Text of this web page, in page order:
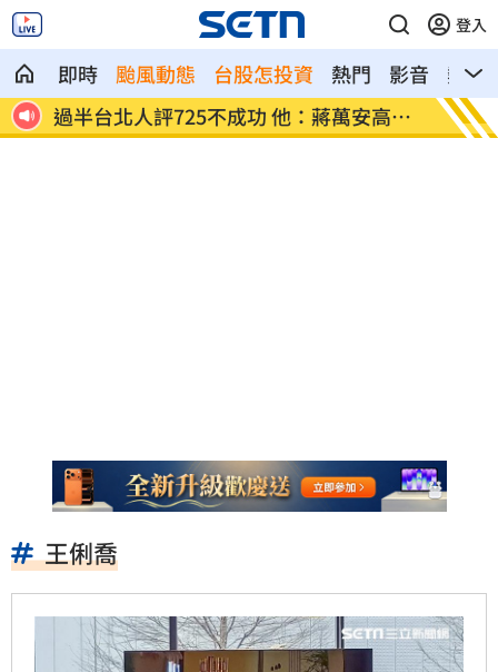
登入
即時 颱風動態 台股怎投資 熱門 影音
熱搜
過半台北人評725不成功 他：蔣萬安高山
症
保全「拒
慘
王俐喬